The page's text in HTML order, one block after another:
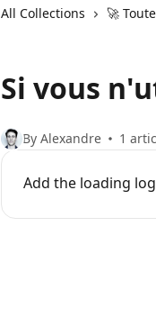
All Collections 🚀
Si vous
By Alexandre 1
Add the loading